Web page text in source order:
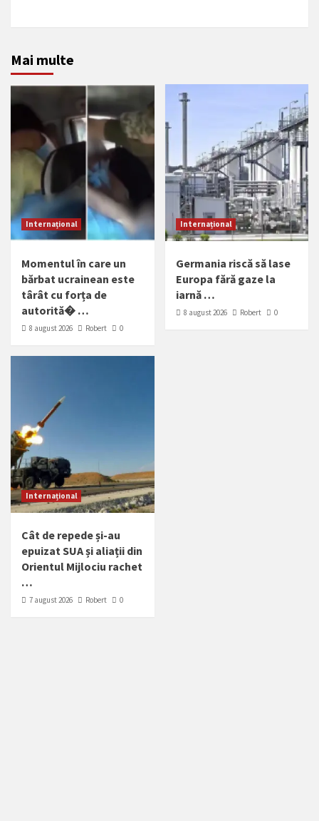
Mai multe
Internațional
Momentul în care un
bărbat ucrainean este
târât cu forța de
autorită� …
8 august 2026 Robert 0
Internațional
Germania riscă să lase
Europa fără gaze la
iarnă …
8 august 2026 Robert 0
Internațional
Cât de repede și-au
epuizat SUA și aliații din
Orientul Mijlociu rachet
…
7 august 2026 Robert 0